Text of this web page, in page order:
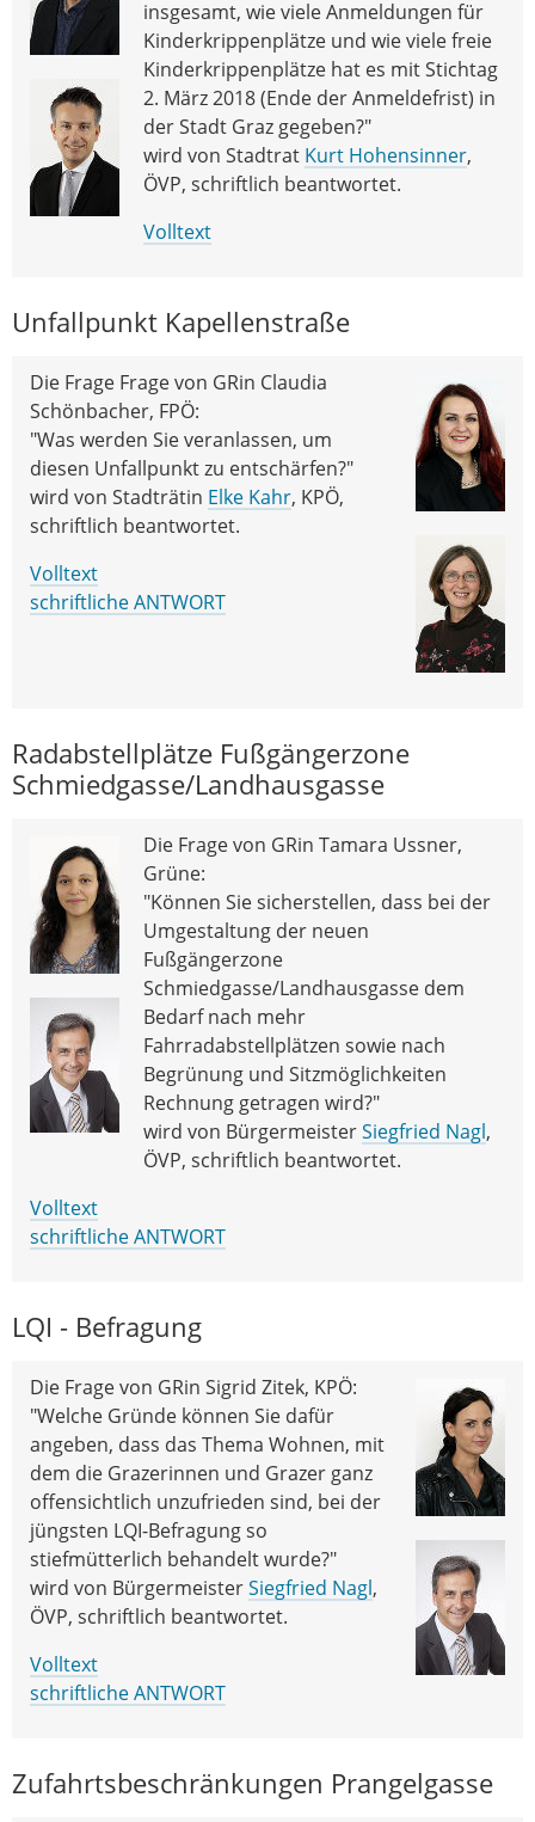
insgesamt, wie viele Anmeldungen für
Kinderkrippenplätze und wie viele freie
Kinderkrippenplätze hat es mit Stichtag
2. März 2018 (Ende der Anmeldefrist) in
der Stadt Graz gegeben?"
wird von Stadtrat Kurt Hohensinner,
ÖVP, schriftlich beantwortet.
Volltext
Unfallpunkt Kapellenstraße
Die Frage Frage von GRin Claudia
Schönbacher, FPÖ:
"Was werden Sie veranlassen, um
diesen Unfallpunkt zu entschärfen?"
wird von Stadträtin Elke Kahr, KPÖ,
schriftlich beantwortet.
Volltext
schriftliche ANTWORT
Radabstellplätze Fußgängerzone
Schmiedgasse/Landhausgasse
Die Frage von GRin Tamara Ussner,
Grüne:
"Können Sie sicherstellen, dass bei der
Umgestaltung der neuen
Fußgängerzone
Schmiedgasse/Landhausgasse dem
Bedarf nach mehr
Fahrradabstellplätzen sowie nach
Begrünung und Sitzmöglichkeiten
Rechnung getragen wird?"
wird von BürgermeisterSiegfried Nagl,
ÖVP, schriftlich beantwortet.
Volltext
schriftliche ANTWORT
LQI - Befragung
Die Frage von GRin Sigrid Zitek, KPÖ:
"Welche Gründe können Sie dafür
angeben, dass das Thema Wohnen, mit
dem die Grazerinnen und Grazer ganz
offensichtlich unzufrieden sind, bei der
jüngsten LQI-Befragung so
stiefmütterlich behandelt wurde?"
wird von BürgermeisterSiegfried Nagl,
ÖVP, schriftlich beantwortet.
Volltext
schriftliche ANTWORT
Zufahrtsbeschränkungen Prangelgasse